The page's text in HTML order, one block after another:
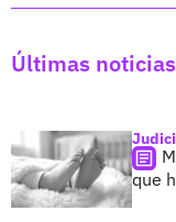
Últimas noticias
que